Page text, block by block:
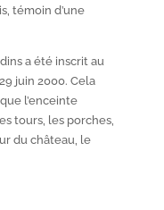
témoin d’une
a été inscrit au
juin 2000. Cela
l’enceinte
tours, les porches,
du château, le